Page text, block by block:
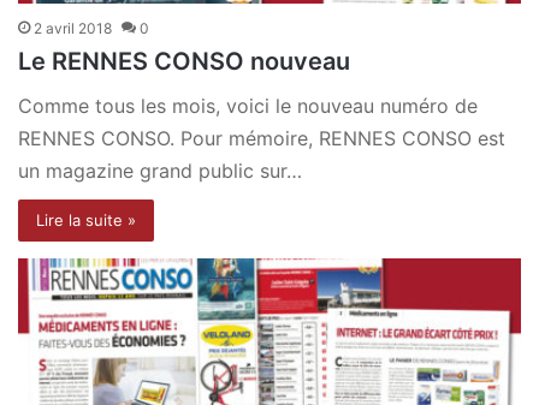
2 avril 2018 0
Le RENNES CONSO nouveau
Comme tous les mois, voici le nouveau numéro de
RENNES CONSO. Pour mémoire, RENNES CONSO est
un magazine grand public sur…
Lire la suite »